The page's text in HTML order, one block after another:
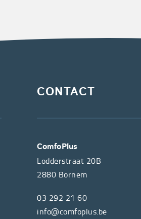
CONTACT
ComfoPlus
Lodderstraat 20B
2880 Bornem
03 292 21 60
info@comfoplus.be